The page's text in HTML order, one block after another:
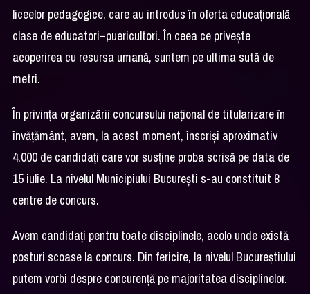
liceelor pedagogice, care au introdus în oferta educațională
clase de educatori–puericultori. În ceea ce privește
acoperirea cu resursa umană, suntem pe ultima sută de
metri.
În privința organizării concursului național de titularizare în
învățământ, avem, la acest moment, înscriși aproximativ
4.000 de candidați care vor susține proba scrisă pe data de
15 iulie. La nivelul Municipiului București s-au constituit 8
centre de concurs.
Avem candidați pentru toate disciplinele, acolo unde există
posturi scoase la concurs. Din fericire, la nivelul Bucureștiului
putem vorbi despre concurență pe majoritatea disciplinelor.